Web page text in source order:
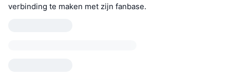
verbinding te maken met zijn fanbase.